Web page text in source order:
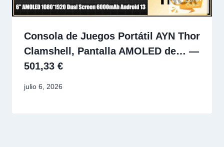
Consola de Juegos Portátil AYN Thor
Clamshell, Pantalla AMOLED de… —
501,33 €
julio 6, 2026